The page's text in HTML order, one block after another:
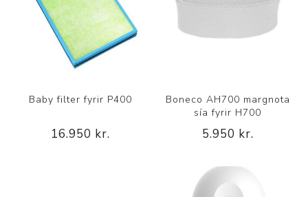
Baby filter fyrir P400
16.950 kr.
Boneco AH700 margnota
sía fyrir H700
5.950 kr.